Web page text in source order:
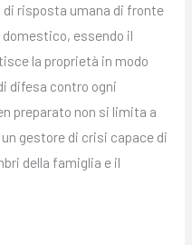
risposta umana di fronte
essendo il
la proprietà in modo
difesa contro ogni
preparato non si limita a
gestore di crisi capace di
della famiglia e il